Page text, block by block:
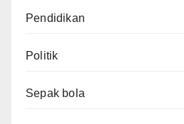
Pendidikan
Politik
Sepak bola